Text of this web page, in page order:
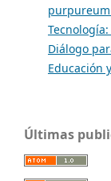
Diálogo
Educación
Últimas